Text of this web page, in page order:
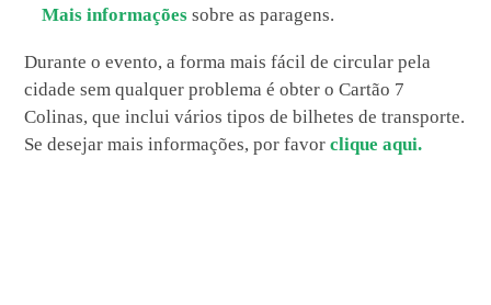
Mais informaçõessobre as paragens.
Durante o evento, a forma mais fácil de circular pela
cidade sem qualquer problema é obter o Cartão 7
Colinas, que inclui vários tipos de bilhetes de transporte.
Se desejar mais informações, por favorclique aqui.